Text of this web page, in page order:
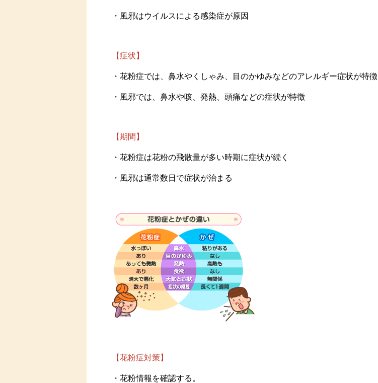
・風邪はウイルスによる感染症が原因
【症状】
・花粉症では、鼻水やくしゃみ、目のかゆみなどのアレルギー症状が特徴
・風邪では、鼻水や咳、発熱、頭痛などの症状が特徴
【期間】
・花粉症は花粉の飛散量が多い時期に症状が続く
・風邪は通常数日で症状が治まる
【花粉症対策】
・花粉情報を確認する。